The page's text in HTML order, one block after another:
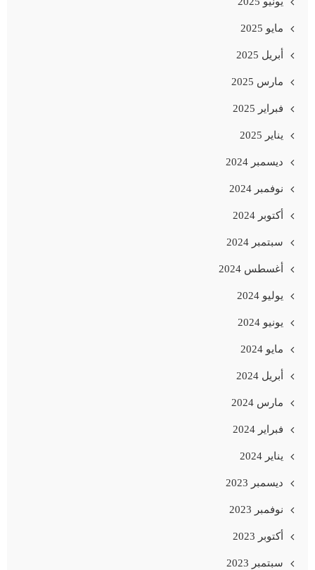
مايو 2025
أبريل 2025
مارس 2025
فبراير 2025
يناير 2025
ديسمبر 2024
نوفمبر 2024
أكتوبر 2024
سبتمبر 2024
أغسطس 2024
يوليو 2024
يونيو 2024
مايو 2024
أبريل 2024
مارس 2024
فبراير 2024
يناير 2024
ديسمبر 2023
نوفمبر 2023
أكتوبر 2023
سبتمبر 2023